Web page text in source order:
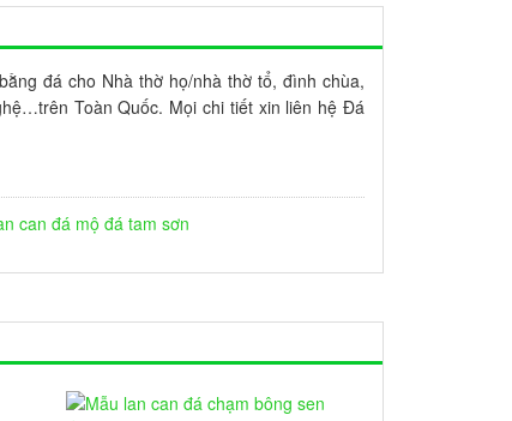
đá cho Nhà thờ họ/nhà thờ tổ, đình chùa,
Toàn Quốc. Mọi chi tiết xin liên hệ Đá
can đá mộ đá tam sơn